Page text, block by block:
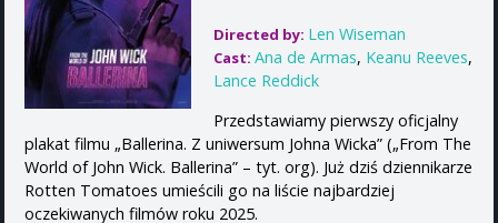
Directed by: Len Wiseman
Cast: Ana de Armas, Keanu Reeves,
Lance Reddick
Przedstawiamy pierwszy oficjalny
plakat ­filmu „Ballerina. Z uniwersum Johna Wicka” („From The
World of John Wick. Ballerina” – tyt. org). Już dziś dziennikarze
Rotten Tomatoes umieścili go na liście najbardziej
oczekiwanych filmów roku 2025.